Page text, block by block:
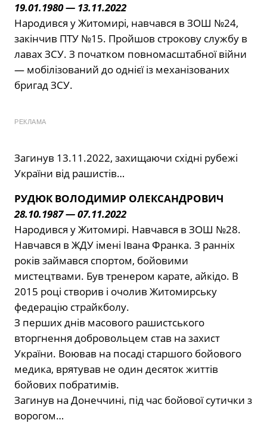
19.01.1980 — 13.11.2022
Народився у Житомирі, навчався в ЗОШ №24,
закінчив ПТУ №15. Пройшов строкову службу в
лавах ЗСУ. З початком повномасштабної війни
— мобілізований до однієї із механізованих
бригад ЗСУ.
РЕКЛАМА
Загинув 13.11.2022, захищаючи східні рубежі
України від рашистів…
РУДЮК ВОЛОДИМИР ОЛЕКСАНДРОВИЧ
28.10.1987 — 07.11.2022
Народився у Житомирі. Навчався в ЗОШ №28.
Навчався в ЖДУ імені Івана Франка. З ранніх
років займався спортом, бойовими
мистецтвами. Був тренером карате, айкідо. В
2015 році створив і очолив Житомирську
федерацію страйкболу.
З перших днів масового рашистського
вторгнення добровольцем став на захист
України. Воював на посаді старшого бойового
медика, врятував не один десяток життів
бойових побратимів.
Загинув на Донеччині, під час бойової сутички з
ворогом…